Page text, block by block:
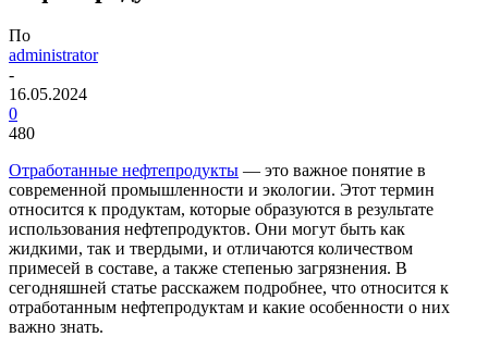
По
administrator
-
16.05.2024
0
480
Отработанные нефтепродукты — это важное понятие в
современной промышленности и экологии. Этот термин
относится к продуктам, которые образуются в результате
использования нефтепродуктов. Они могут быть как
жидкими, так и твердыми, и отличаются количеством
примесей в составе, а также степенью загрязнения. В
сегодняшней статье расскажем подробнее, что относится к
отработанным нефтепродуктам и какие особенности о них
важно знать.